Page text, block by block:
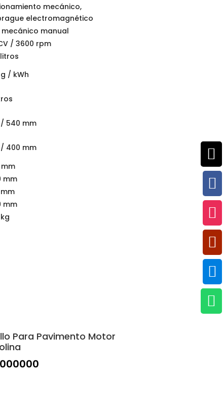






mecánico,
electromagnético
manual
/ 3600 rpm
litros
/ kWh
540 mm
400 mm
mm
mm
mm
Para Pavimento Motor